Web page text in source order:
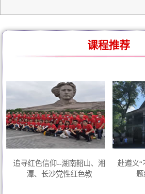
课程推荐
追寻红色信仰--湖南韶山、湘
潭、长沙党性红色教
赴遵义“
题